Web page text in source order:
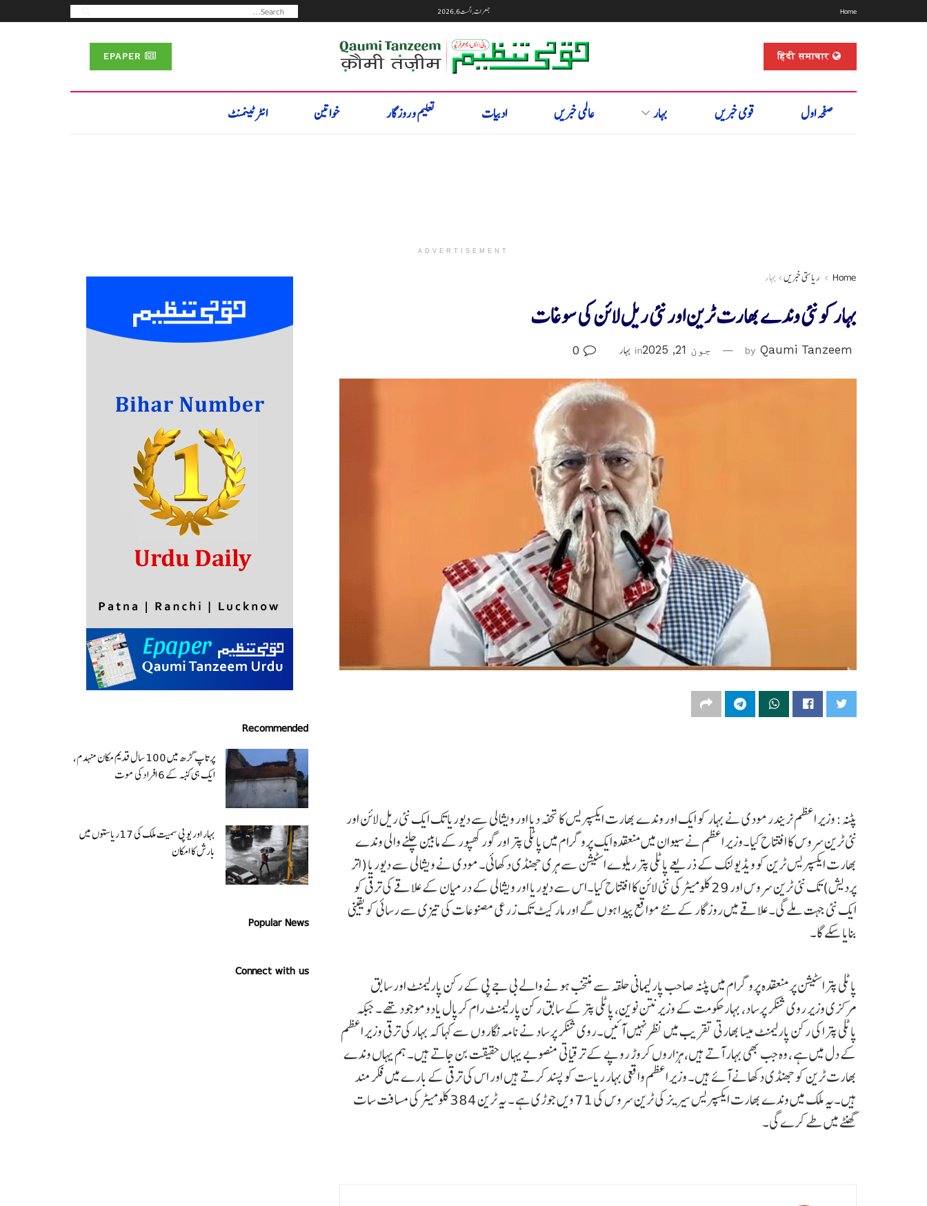
Home جمعرات, اگست 6, 2026
हिंदी समाचार
صفحہ اول قومی خبریں بہار عالمی خبریں ادبیات تعلیم و روزگار خواتین انٹرٹینمنٹ
ADVERTISEMENT
Home ریاستی خبریں بہار
بہار کو نئی وندے بھارت ٹرین اور نئی ریل لائن کی سوغات
by Qaumi Tanzeem جون 21, 2025 in بہار
پٹنہ: وزیر اعظم نریندر مودی نے بہار کو ایک اور وندے بھارت ایکسپریس کا تحفہ دیا اور ویشالی سے دیوریا تک ایک نئی ریل لائن اور
نئی ٹرین سروس کا افتتاح کیا۔وزیر اعظم نے سیوان میں منعقدہ ایک پروگرام میں پاٹلی پتر اور گورکھپور کے مابین چلنے والی وندے
بھارت ایکسپریس ٹرین کو ویڈیو لنک کے ذریعے پاٹلی پترریلوے اسٹیشن سے ہری جھنڈی دکھائی۔ مودی نے ویشالی سے دیوریا (اتر
پردیش) تک نئی ٹرین سروس اور 29 کلومیٹر کی نئی لائن کا افتتاح کیا۔اس سے دیوریا اور ویشالی کے درمیان کے علاقے کی ترقی کو
ایک نئی جہت ملے گی۔ علاقے میں روزگار کے نئے مواقع پیدا ہوں گے اور مارکیٹ تک زرعی مصنوعات کی تیزی سے رسائی کو یقینی
بنایا سکے گا۔
پاٹلی پتراسٹیشن پر منعقدہ پروگرام میں پٹنہ صاحب پارلیمانی حلقہ سے منتخب ہونے والے بی جے پی کے رکن پارلیمنٹ اور سابق
مرکزی وزیر روی شنکر پرساد، بہار حکومت کے وزیر نتن نوین، پاٹلی پتر کے سابق رکن پارلیمنٹ رام کرپال یادو موجود تھے ۔ جبکہ
پاٹلی پترا کی رکن پارلیمنٹ میسا بھارتی تقریب میں نظر نہیں آئیں۔روی شنکر پرساد نے نامہ نگاروں سے کہا کہ بہار کی ترقی وزیر اعظم
کے دل میں ہے ، وہ جب بھی بہار آتے ہیں، ہزاروں کروڑ روپے کے ترقیاتی منصوبے یہاں حقیقت بن جاتے ہیں۔ ہم یہاں وندے
بھارت ٹرین کو جھنڈی دکھانے آئے ہیں۔ وزیر اعظم واقعی بہار ریاست کو پسند کرتے ہیں اور اس کی ترقی کے بارے میں فکر مند
ہیں۔یہ ملک میں وندے بھارت ایکسپریس سیریز کی ٹرین سروس کی 71 ویں جوڑی ہے ۔ یہ ٹرین 384 کلومیٹر کی مسافت سات
گھنٹے میں طے کرے گی۔
Recommended
پرتاپ گڑھ میں 100 سال قدیم مکان منہدم،
ایک ہی کنبہ کے 6 افراد کی موت
بہار اور یو پی سمیت ملک کی 17ریاستوں میں
بارش کا امکان
Popular News
Connect with us